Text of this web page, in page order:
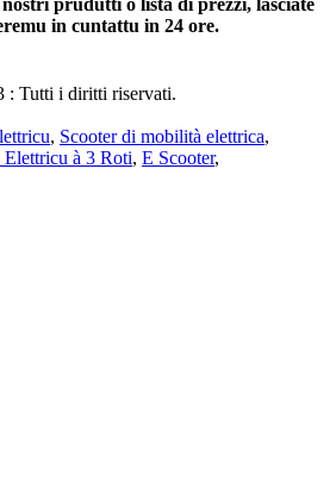
prudutti o lista di prezzi, lasciate
in cuntattu in 24 ore.
: Tutti i diritti riservati.
, Scooter di mobilità elettrica,
à 3 Roti, E Scooter,